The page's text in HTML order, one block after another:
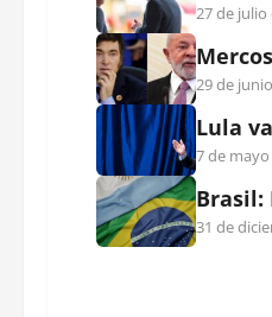
27 de julio
29 de
Lula
7 de
Brasil:
31 de